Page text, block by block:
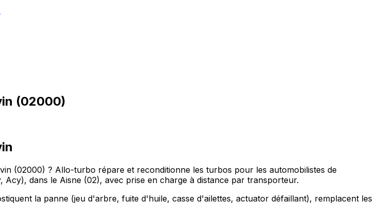
(02000)
(02000) ? Allo-turbo répare et reconditionne les turbos pour les automobilistes de
dans le Aisne (02), avec prise en charge à distance par transporteur.
la panne (jeu d'arbre, fuite d'huile, casse d'ailettes, actuator défaillant), remplacent les